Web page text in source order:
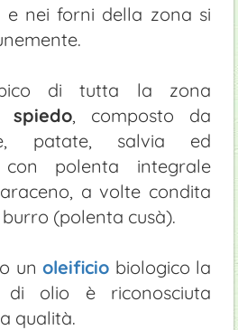
e nei forni della zona si
di tutta la zona
spiedo, composto da
patate, salvia ed
con polenta integrale
a volte condita
(polenta cusà).
unoleificio biologico la
di olio è riconosciuta
qualità.